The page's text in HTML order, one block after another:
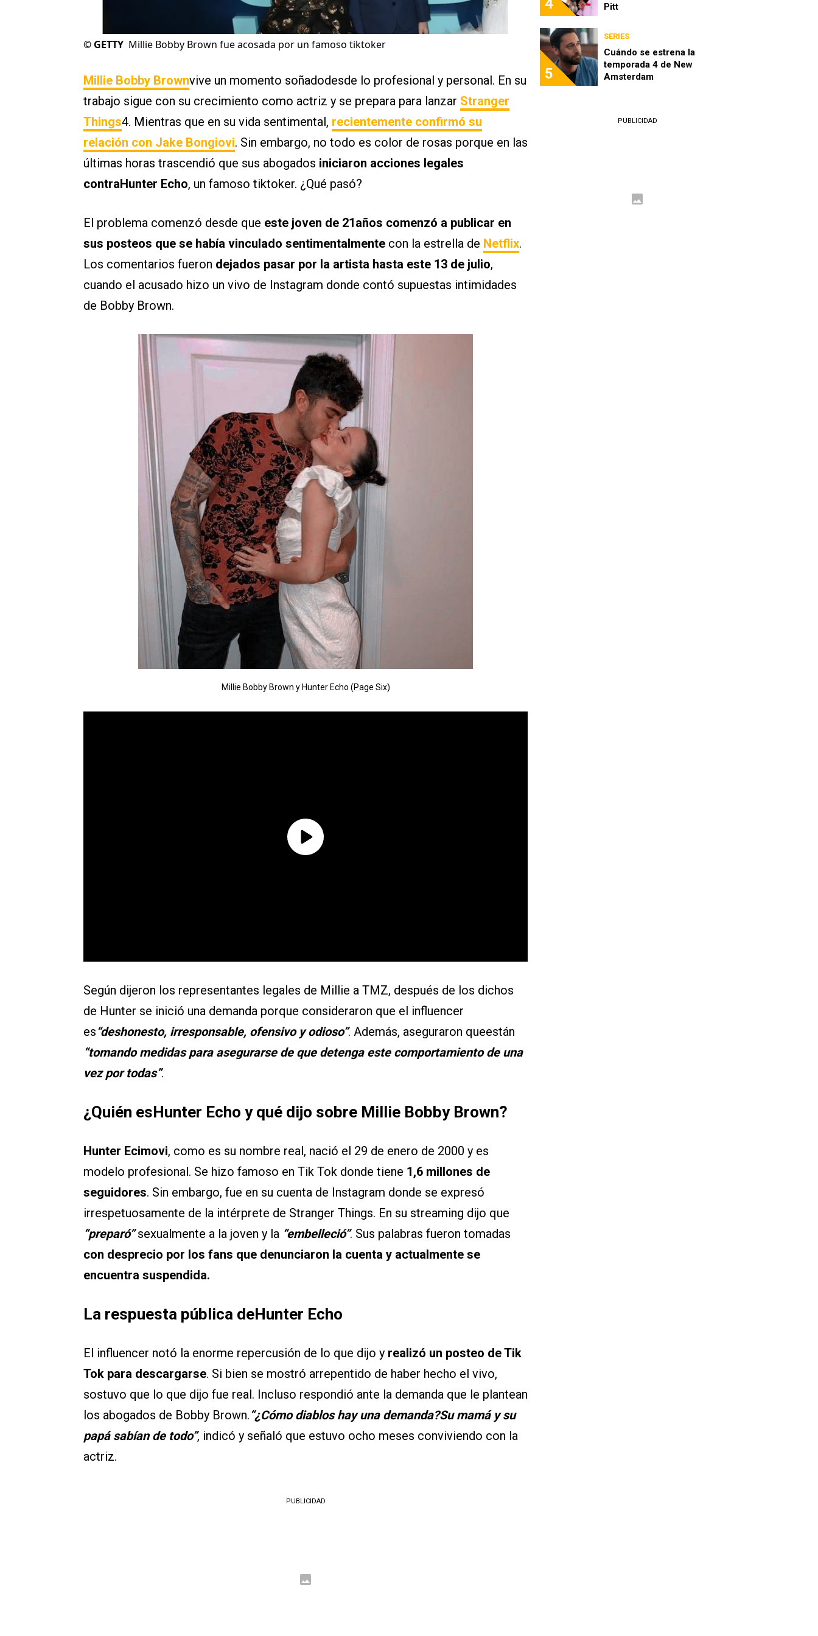
© GETTY Millie Bobby Brown fue acosada por un famoso tiktoker
Millie Bobby Brownvive un momento soñadodesde lo profesional y personal. En su
trabajo sigue con su crecimiento como actriz y se prepara para lanzar Stranger
Things4. Mientras que en su vida sentimental, recientemente confirmó su
relación con Jake Bongiovi. Sin embargo, no todo es color de rosas porque en las
últimas horas trascendió que sus abogados iniciaron acciones legales
contraHunter Echo, un famoso tiktoker. ¿Qué pasó?
El problema comenzó desde que este joven de 21años comenzó a publicar en
sus posteos que se había vinculado sentimentalmente con la estrella de Netflix.
Los comentarios fueron dejados pasar por la artista hasta este 13 de julio,
cuando el acusado hizo un vivo de Instagram donde contó supuestas intimidades
de Bobby Brown.
Millie Bobby Brown y Hunter Echo (Page Six)
Según dijeron los representantes legales de Millie a TMZ, después de los dichos
de Hunter se inició una demanda porque consideraron que el influencer
es“deshonesto, irresponsable, ofensivo y odioso”. Además, aseguraron queestán
“tomando medidas para asegurarse de que detenga este comportamiento de una
vez por todas”.
¿Quién esHunter Echo y qué dijo sobre Millie Bobby Brown?
Hunter Ecimovi, como es su nombre real, nació el 29 de enero de 2000 y es
modelo profesional. Se hizo famoso en Tik Tok donde tiene 1,6 millones de
seguidores. Sin embargo, fue en su cuenta de Instagram donde se expresó
irrespetuosamente de la intérprete de Stranger Things. En su streaming dijo que
“preparó”sexualmente a la joven y la “embelleció”. Sus palabras fueron tomadas
con desprecio por los fans que denunciaron la cuenta y actualmente se
encuentra suspendida.
La respuesta pública deHunter Echo
El influencer notó la enorme repercusión de lo que dijo y realizó un posteo de Tik
Tok para descargarse. Si bien se mostró arrepentido de haber hecho el vivo,
sostuvo que lo que dijo fue real. Incluso respondió ante la demanda que le plantean
los abogados de Bobby Brown.“¿Cómo diablos hay una demanda?Su mamá y su
papá sabían de todo”, indicó y señaló que estuvo ocho meses conviviendo con la
actriz.
PUBLICIDAD
4 Pitt
5
SERIES
Cuándo se estrena la
temporada 4 de New
Amsterdam
PUBLICIDAD